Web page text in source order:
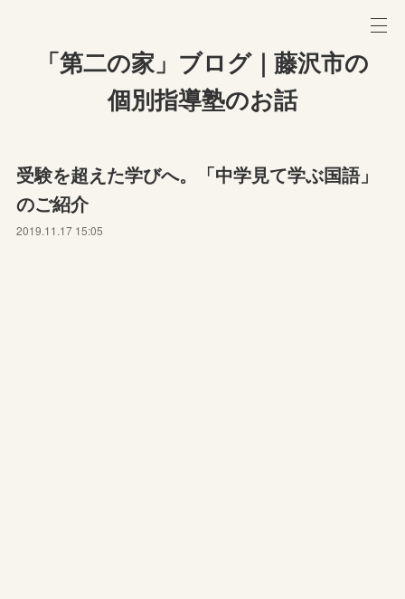
「第二の家」ブログ｜藤沢市の
個別指導塾のお話
受験を超えた学びへ。「中学見て学ぶ国語」
のご紹介
2019.11.17 15:05